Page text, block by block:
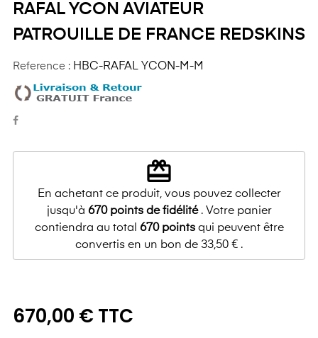
RAFAL YCON AVIATEUR
PATROUILLE DE FRANCE REDSKINS
Reference : HBC-RAFAL YCON-M-M
redeem
En achetant ce produit, vous pouvez collecter
jusqu'à 670points de fidélité. Votre panier
contiendra au total 670pointsqui peuvent être
convertis en un bon de 33,50 € .
670,00 € TTC